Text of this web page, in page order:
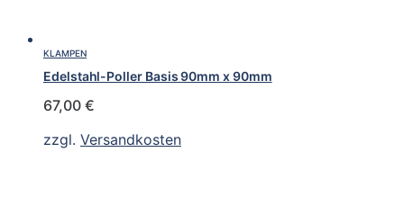
KLAMPEN
Edelstahl-Poller Basis 90mm x 90mm
67,00 €
zzgl. Versandkosten